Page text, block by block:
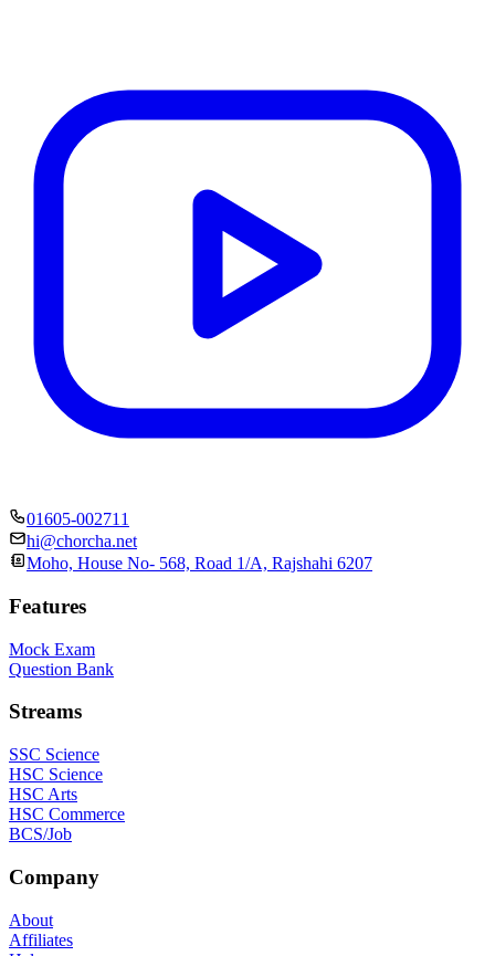
01605-002711
hi@chorcha.net
Moho, House No- 568, Road 1/A, Rajshahi 6207
Features
Mock Exam
Question Bank
Streams
SSC Science
HSC Science
HSC Arts
HSC Commerce
BCS/Job
Company
About
Affiliates